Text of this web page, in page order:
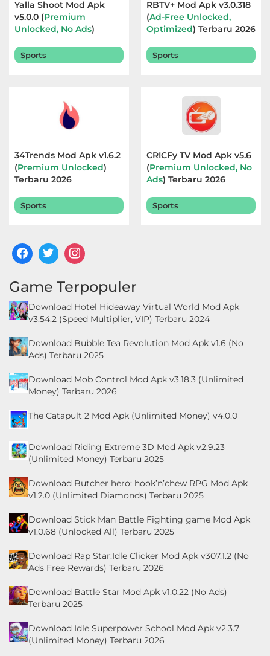
Yalla Shoot Mod Apk
v5.0.0 (Premium
Unlocked, No Ads)
Sports
RBTV+ Mod Apk v3.0.318
(Ad-Free Unlocked,
Optimized) Terbaru 2026
Sports
34Trends Mod Apk v1.6.2
(Premium Unlocked)
Terbaru 2026
Sports
CRICFy TV Mod Apk v5.6
(Premium Unlocked, No
Ads) Terbaru 2026
Sports
Game Terpopuler
Download Hotel Hideaway Virtual World Mod Apk
v3.54.2 (Speed Multiplier, VIP) Terbaru 2024
Download Bubble Tea Revolution Mod Apk v1.6 (No
Ads) Terbaru 2025
Download Mob Control Mod Apk v3.18.3 (Unlimited
Money) Terbaru 2026
The Catapult 2 Mod Apk (Unlimited Money) v4.0.0
Download Riding Extreme 3D Mod Apk v2.9.23
(Unlimited Money) Terbaru 2025
Download Butcher hero: hook’n’chew RPG Mod Apk
v1.2.0 (Unlimited Diamonds) Terbaru 2025
Download Stick Man Battle Fighting game Mod Apk
v1.0.68 (Unlocked All) Terbaru 2025
Download Rap Star:Idle Clicker Mod Apk v307.1.2 (No
Ads Free Rewards) Terbaru 2026
Download Battle Star Mod Apk v1.0.22 (No Ads)
Terbaru 2025
Download Idle Superpower School Mod Apk v2.3.7
(Unlimited Money) Terbaru 2026